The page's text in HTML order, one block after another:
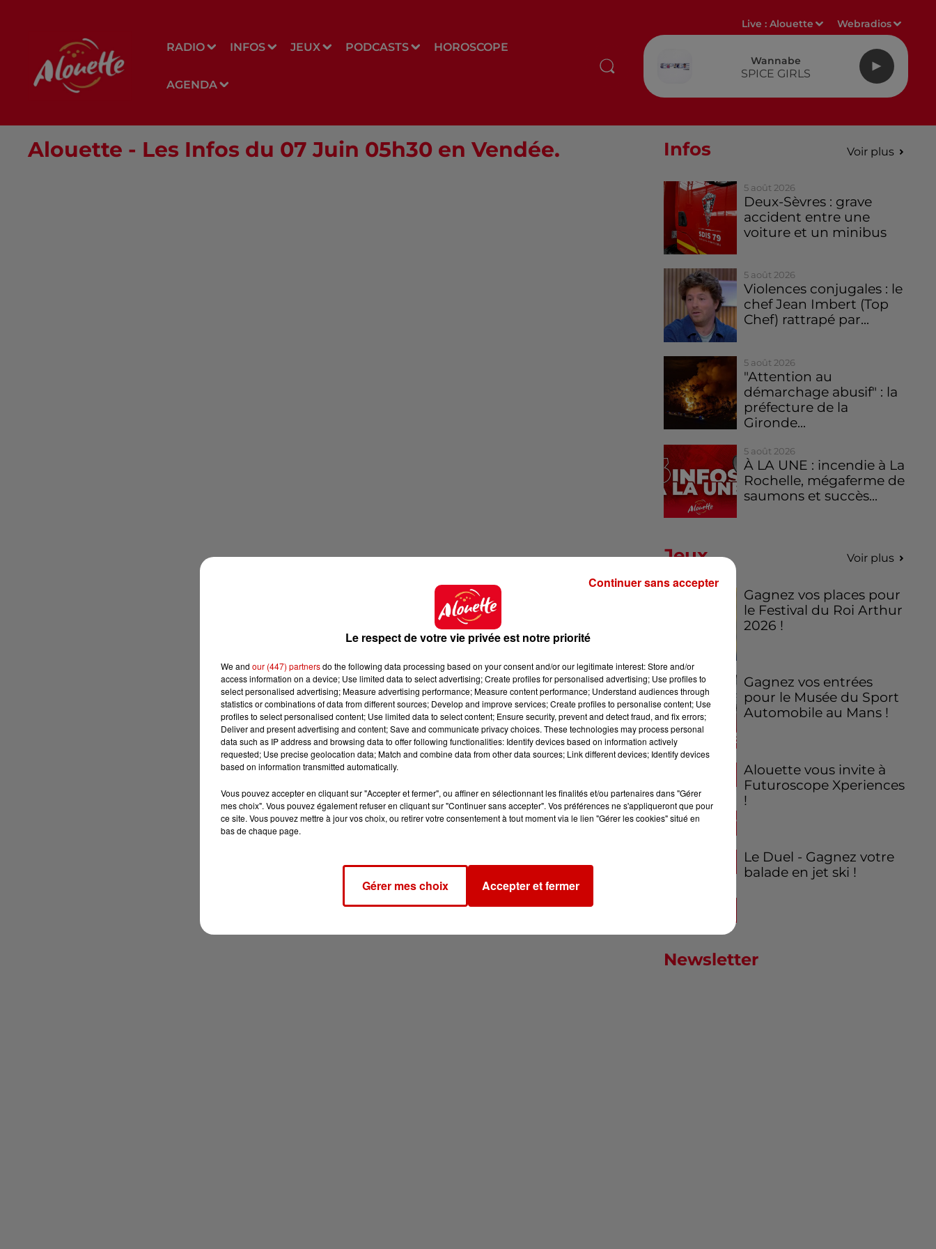
RADIO INFOS JEUX PODCASTS HOROSCOPE
AGENDA
Live :Alouette Webradios
Wannabe
SPICE GIRLS
Alouette - Les Infos du 07 Juin 05h30 en Vendée. Infos Voir plus
5 août 2026
Deux-Sèvres : grave
accident entre une
voiture et un minibus
5 août 2026
Violences conjugales : le
chef Jean Imbert (Top
Chef) rattrapé par...
5 août 2026
"Attention au
démarchage abusif" : la
préfecture de la
Gironde...
5 août 2026
À LA UNE : incendie à La
Rochelle, mégaferme de
saumons et succès...
Jeux Voir plus
Gagnez vos places pour
le Festival du Roi Arthur
2026 !
Gagnez vos entrées
pour le Musée du Sport
Automobile au Mans !
Alouette vous invite à
Futuroscope Xperiences
!
Le Duel - Gagnez votre
balade en jet ski !
Newsletter
Le respect de votre vie privée est notre priorité
We and our (447) partnersdo the following data processing based on your consent and/or our legitimate interest: Store and/or
access information on a device; Use limited data to select advertising; Create profiles for personalised advertising; Use profiles to
select personalised advertising; Measure advertising performance; Measure content performance; Understand audiences through
statistics or combinations of data from different sources; Develop and improve services; Create profiles to personalise content; Use
profiles to select personalised content; Use limited data to select content; Ensure security, prevent and detect fraud, and fix errors;
Deliver and present advertising and content; Save and communicate privacy choices. These technologies may process personal
data such as IP address and browsing data to offer following functionalities: Identify devices based on information actively
requested; Use precise geolocation data; Match and combine data from other data sources; Link different devices; Identify devices
based on information transmitted automatically.
Vous pouvez accepter en cliquant sur "Accepter et fermer", ou affiner en sélectionnant les finalités et/ou partenaires dans "Gérer
mes choix". Vous pouvez également refuser en cliquant sur "Continuer sans accepter". Vos préférences ne s'appliqueront que pour
ce site. Vous pouvez mettre à jour vos choix, ou retirer votre consentement à tout moment via le lien "Gérer les cookies" situé en
bas de chaque page.
Gérer mes choix Accepter et fermer
Continuer sans accepter